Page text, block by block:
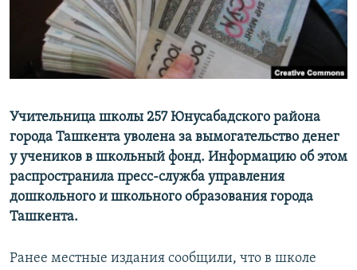
Учительница школы 257 Юнусабадского района
города Ташкента уволена за вымогательство денег
у учеников в школьный фонд. Информацию об этом
распространила пресс-служба управления
дошкольного и школьного образования города
Ташкента.
Ранее местные издания сообщили, что в школе